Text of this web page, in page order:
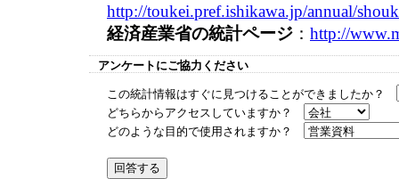
http://toukei.pref.ishikawa.jp/annual/
経済産業省の統計ページ ： http://
アンケートにご協力ください
この統計情報はすぐに見つけることができましたか？
どちらからアクセスしていますか？
どのような目的で使用されますか？